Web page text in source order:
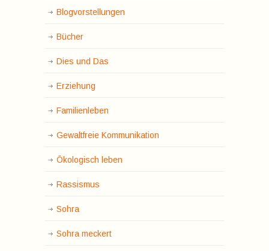
Blogvorstellungen
Bücher
Dies und Das
Erziehung
Familienleben
Gewaltfreie Kommunikation
Ökologisch leben
Rassismus
Sohra
Sohra meckert